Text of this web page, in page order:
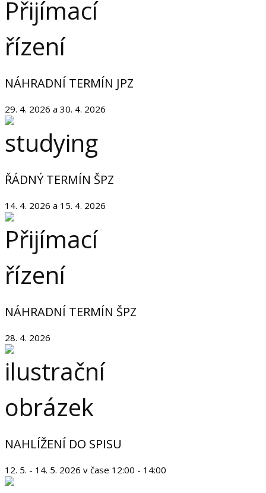
NÁHRADNÍ TERMÍN JPZ
29. 4. 2026 a 30. 4. 2026
ŘÁDNÝ TERMÍN ŠPZ
14. 4. 2026 a 15. 4. 2026
NÁHRADNÍ TERMÍN ŠPZ
28. 4. 2026
NAHLÍŽENÍ DO SPISU
12. 5. - 14. 5. 2026 v čase 12:00 - 14:00